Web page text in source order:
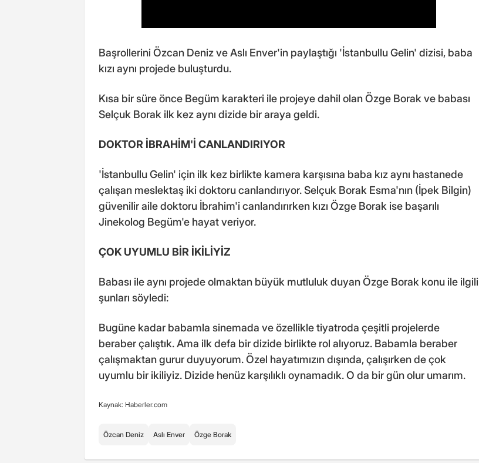
Başrollerini Özcan Deniz ve Aslı Enver'in paylaştığı 'İstanbullu Gelin' dizisi, baba
kızı aynı projede buluşturdu.
Kısa bir süre önce Begüm karakteri ile projeye dahil olan Özge Borak ve babası
Selçuk Borak ilk kez aynı dizide bir araya geldi.
DOKTOR İBRAHİM'İ CANLANDIRIYOR
'İstanbullu Gelin' için ilk kez birlikte kamera karşısına baba kız aynı hastanede
çalışan meslektaş iki doktoru canlandırıyor. Selçuk Borak Esma'nın (İpek Bilgin)
güvenilir aile doktoru İbrahim'i canlandırırken kızı Özge Borak ise başarılı
Jinekolog Begüm'e hayat veriyor.
ÇOK UYUMLU BİR İKİLİYİZ
Babası ile aynı projede olmaktan büyük mutluluk duyan Özge Borak konu ile ilgili
şunları söyledi:
Bugüne kadar babamla sinemada ve özellikle tiyatroda çeşitli projelerde
beraber çalıştık. Ama ilk defa bir dizide birlikte rol alıyoruz. Babamla beraber
çalışmaktan gurur duyuyorum. Özel hayatımızın dışında, çalışırken de çok
uyumlu bir ikiliyiz. Dizide henüz karşılıklı oynamadık. O da bir gün olur umarım.
Kaynak: Haberler.com
Özcan Deniz Aslı Enver Özge Borak